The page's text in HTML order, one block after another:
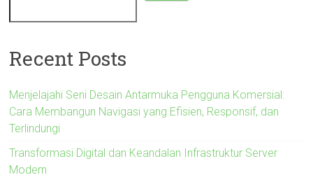
Recent Posts
Menjelajahi Seni Desain Antarmuka Pengguna Komersial:
Cara Membangun Navigasi yang Efisien, Responsif, dan
Terlindungi
Transformasi Digital dan Keandalan Infrastruktur Server
Modern